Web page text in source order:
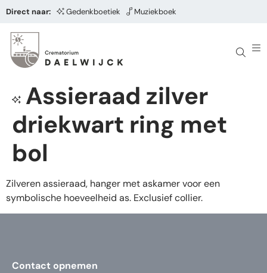
Direct naar: Gedenkboetiek Muziekboek
Assieraad zilver
driekwart ring met
bol
Zilveren assieraad, hanger met askamer voor een
symbolische hoeveelheid as. Exclusief collier.
Contact opnemen